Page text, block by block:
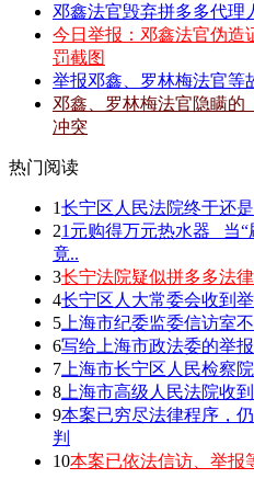
邓鑫法官毁弃拼多多代理
今日举报：邓鑫法官伪造
罚截图
举报邓鑫、罗林梅法官等
邓鑫、罗林梅法官隐瞒的
冲突
热门阅读
1长宁区人民法院终于还
21元购得万元热水器 _当
竟..
3长宁法院疑似拼多多法
4长宁区人大常委会收到
5 上海市纪委监委信访室
6写给上海市政法委的举
7 上海市长宁区人民检察
8 上海市高级人民法院收
9本案已穷尽法律程序，
判
10本案已依法信访、举报